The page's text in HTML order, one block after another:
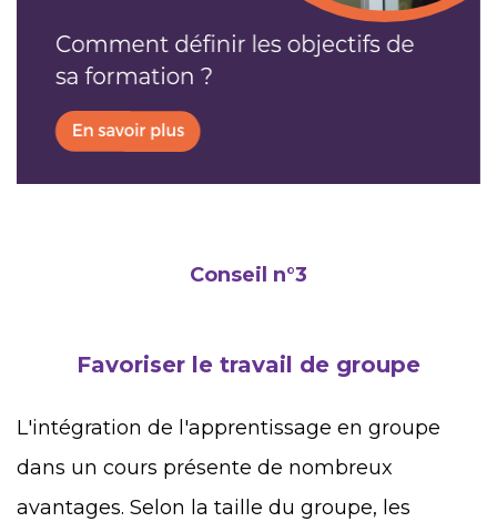
Conseil n°3
Favoriser le travail de groupe
L'intégration de l'apprentissage en groupe
dans un cours présente de nombreux
avantages. Selon la taille du groupe, les